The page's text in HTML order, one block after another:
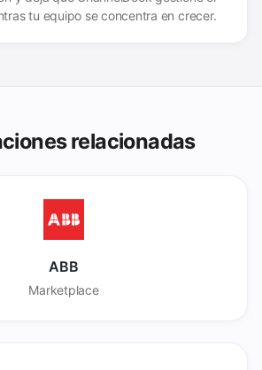
tu equipo se concentra en crecer.
relacionadas
ABB
Marketplace